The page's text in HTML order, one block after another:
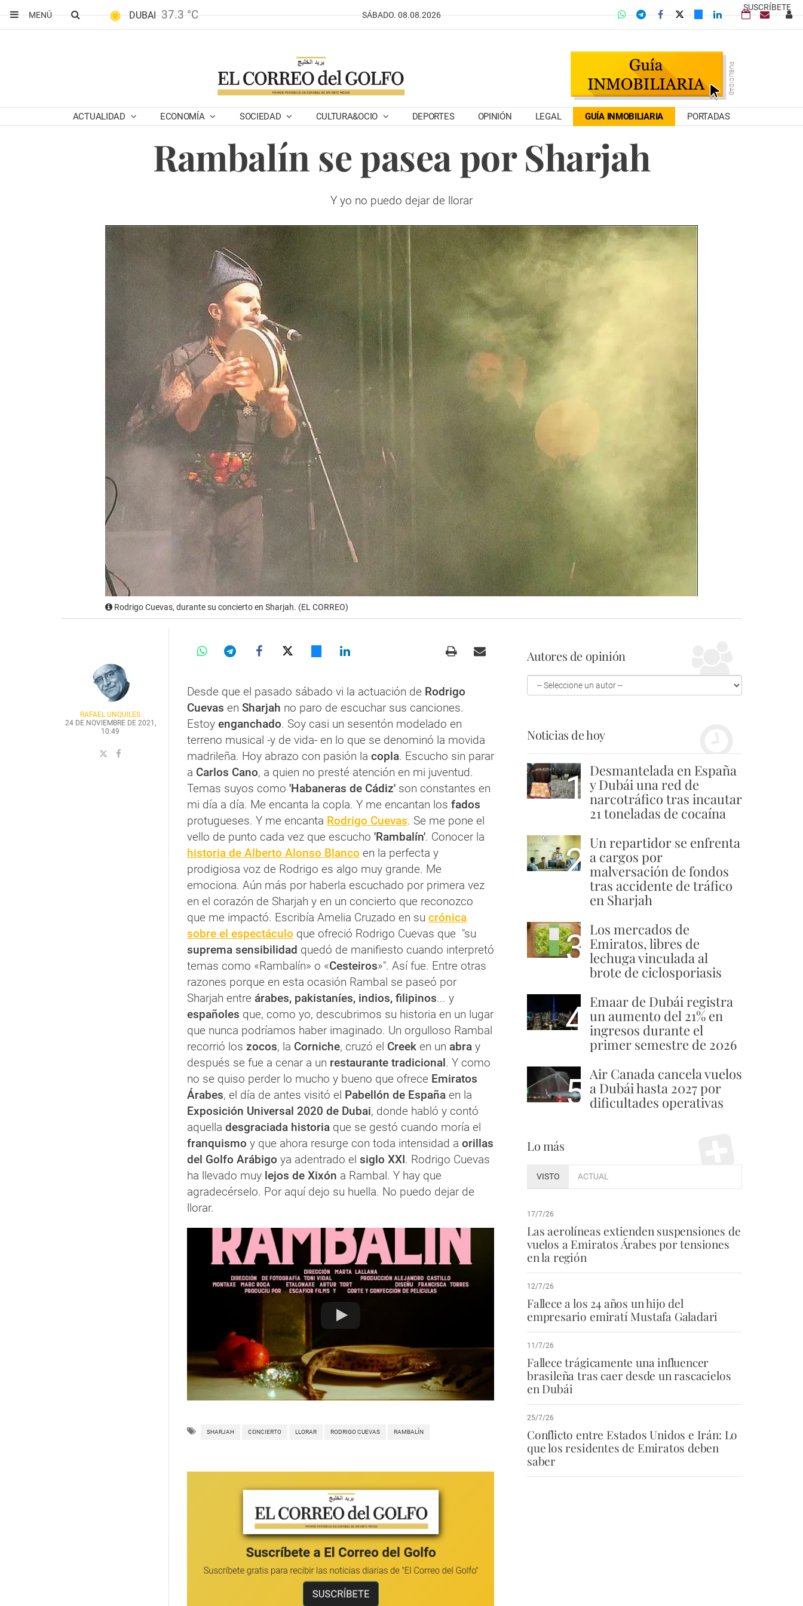
SUSCRÍBETE
MENÚ
DUBAI 37.3 °C SÁBADO. 08.08.2026
ACTUALIDAD ECONOMÍA SOCIEDAD CULTURA&OCIO DEPORTES OPINIÓN LEGAL GUÍA INMOBILIARIA PORTADAS
Rambalín se pasea por Sharjah
Y yo no puedo dejar de llorar
Rodrigo Cuevas, durante su concierto en Sharjah. (EL CORREO)
RAFAEL UNQUILES
24 DE NOVIEMBRE DE 2021,
10:49
Desde que el pasado sábado vi la actuación de Rodrigo
Cuevas en Sharjah no paro de escuchar sus canciones.
Estoy enganchado. Soy casi un sesentón modelado en
terreno musical -y de vida- en lo que se denominó la movida
madrileña. Hoy abrazo con pasión la copla. Escucho sin parar
a Carlos Cano, a quien no presté atención en mi juventud.
Temas suyos como 'Habaneras de Cádiz' son constantes en
mi día a día. Me encanta la copla. Y me encantan los fados
protugueses. Y me encanta Rodrigo Cuevas. Se me pone el
vello de punto cada vez que escucho 'Rambalín'. Conocer la
historia de Alberto Alonso Blanco en la perfecta y
prodigiosa voz de Rodrigo es algo muy grande. Me
emociona. Aún más por haberla escuchado por primera vez
en el corazón de Sharjah y en un concierto que reconozco
que me impactó. Escribía Amelia Cruzado en su crónica
sobre el espectáculo que ofreció Rodrigo Cuevas que "su
suprema sensibilidad quedó de manifiesto cuando interpretó
temas como «Rambalín» o «Cesteiros»". Así fue. Entre otras
razones porque en esta ocasión Rambal se paseó por
Sharjah entre árabes, pakistaníes, indios, filipinos... y
españoles que, como yo, descubrimos su historia en un lugar
que nunca podríamos haber imaginado. Un orgulloso Rambal
recorrió los zocos, la Corniche, cruzó el Creek en un abra y
después se fue a cenar a un restaurante tradicional. Y como
no se quiso perder lo mucho y bueno que ofrece Emiratos
Árabes, el día de antes visitó el Pabellón de España en la
Exposición Universal 2020 de Dubai, donde habló y contó
aquella desgraciada historia que se gestó cuando moría el
franquismo y que ahora resurge con toda intensidad a orillas
del Golfo Arábigo ya adentrado el siglo XXI. Rodrigo Cuevas
ha llevado muy lejos de Xixón a Rambal. Y hay que
agradecérselo. Por aquí dejo su huella. No puedo dejar de
llorar.
SHARJAH CONCIERTO LLORAR RODRIGO CUEVAS RAMBALÍN
Autores de opinión
Noticias de hoy
1 Desmantelada en España
y Dubái una red de
narcotráfico tras incautar
21 toneladas de cocaína
2 Un repartidor se enfrenta
a cargos por
malversación de fondos
tras accidente de tráfico
en Sharjah
3 Los mercados de
Emiratos, libres de
lechuga vinculada al
brote de ciclosporiasis
4 Emaar de Dubái registra
un aumento del 21% en
ingresos durante el
primer semestre de 2026
5 Air Canada cancela vuelos
a Dubái hasta 2027 por
dificultades operativas
Lo más
VISTO ACTUAL
17/7/26
Las aerolíneas extienden suspensiones de
vuelos a Emiratos Árabes por tensiones
en la región
12/7/26
Fallece a los 24 años un hijo del
empresario emiratí Mustafa Galadari
11/7/26
Fallece trágicamente una influencer
brasileña tras caer desde un rascacielos
en Dubái
25/7/26
Conflicto entre Estados Unidos e Irán: Lo
que los residentes de Emiratos deben
saber